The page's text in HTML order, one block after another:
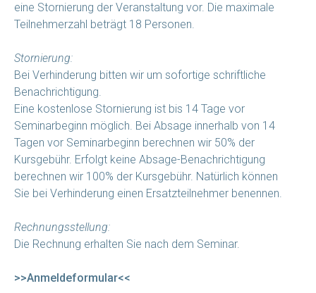
eine Stornierung der Veranstaltung vor. Die maximale
Teilnehmerzahl beträgt 18 Personen.
Stornierung:
Bei Verhinderung bitten wir um sofortige schriftliche
Benachrichtigung.
Eine kostenlose Stornierung ist bis 14 Tage vor
Seminarbeginn möglich. Bei Absage innerhalb von 14
Tagen vor Seminarbeginn berechnen wir 50% der
Kursgebühr. Erfolgt keine Absage-Benachrichtigung
berechnen wir 100% der Kursgebühr. Natürlich können
Sie bei Verhinderung einen Ersatzteilnehmer benennen.
Rechnungsstellung:
Die Rechnung erhalten Sie nach dem Seminar.
>>Anmeldeformular<<